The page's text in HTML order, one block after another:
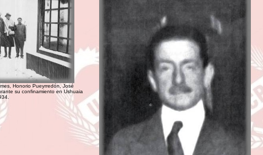
Honorio Pueyrredón, José
su confinamiento en Ushuaia